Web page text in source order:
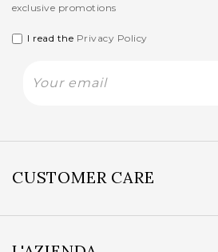
exclusive promotions
I read the Privacy Policy
CUSTOMER CARE